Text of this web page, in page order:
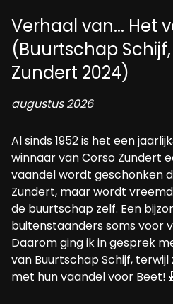
Verhaal van... Het
(Buurtschap
Zundert 2024)
augustus 2026
Al sinds 1952 is het een
winnaar van Corso Zundert
vaandel wordt geschonken
Zundert, maar wordt
de buurtschap zelf. Een
buitenstaanders soms voor
Daarom ging ik in gesprek
van Buurtschap Schijf,
met hun vaandel voor Beet!